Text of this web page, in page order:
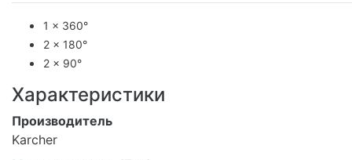
1 x 360°
2 x 180°
2 x 90°
Характеристики
Производитель
Karcher